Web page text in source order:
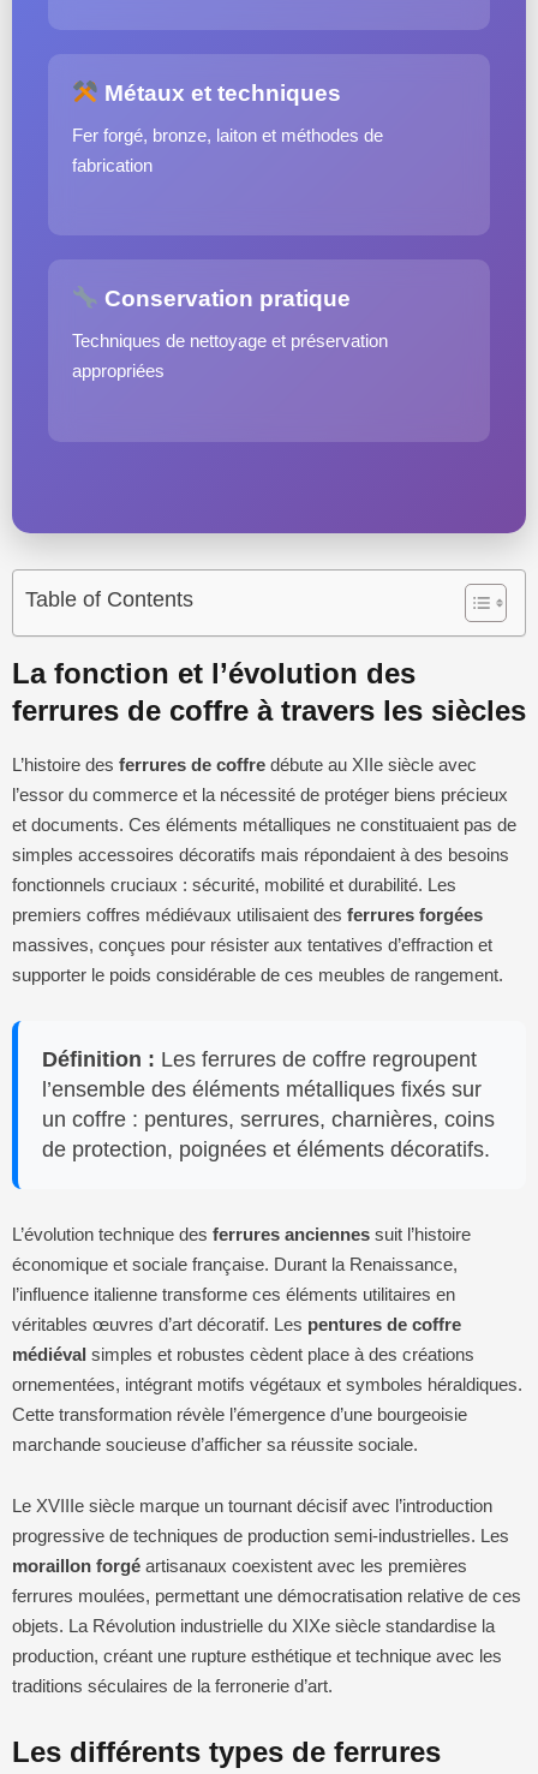
Métaux et techniques
Fer forgé, bronze, laiton et méthodes de
fabrication
Conservation pratique
Techniques de nettoyage et préservation
appropriées
Table of Contents
La fonction et l’évolution des
ferrures de coffre à travers les siècles
L’histoire des ferrures de coffre débute au XIIe siècle avec
l’essor du commerce et la nécessité de protéger biens précieux
et documents. Ces éléments métalliques ne constituaient pas de
simples accessoires décoratifs mais répondaient à des besoins
fonctionnels cruciaux : sécurité, mobilité et durabilité. Les
premiers coffres médiévaux utilisaient des ferrures forgées
massives, conçues pour résister aux tentatives d’effraction et
supporter le poids considérable de ces meubles de rangement.
Définition : Les ferrures de coffre regroupent
l’ensemble des éléments métalliques fixés sur
un coffre : pentures, serrures, charnières, coins
de protection, poignées et éléments décoratifs.
L’évolution technique des ferrures anciennes suit l’histoire
économique et sociale française. Durant la Renaissance,
l’influence italienne transforme ces éléments utilitaires en
véritables œuvres d’art décoratif. Les pentures de coffre
médiéval simples et robustes cèdent place à des créations
ornementées, intégrant motifs végétaux et symboles héraldiques.
Cette transformation révèle l’émergence d’une bourgeoisie
marchande soucieuse d’afficher sa réussite sociale.
Le XVIIIe siècle marque un tournant décisif avec l’introduction
progressive de techniques de production semi-industrielles. Les
moraillon forgé artisanaux coexistent avec les premières
ferrures moulées, permettant une démocratisation relative de ces
objets. La Révolution industrielle du XIXe siècle standardise la
production, créant une rupture esthétique et technique avec les
traditions séculaires de la ferronerie d’art.
Les différents types de ferrures